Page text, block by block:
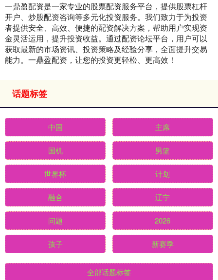
一鼎盈配资是一家专业的股票配资服务平台，提供股票杠杆
开户、炒股配资咨询等多元化投资服务。我们致力于为投资
者提供安全、高效、便捷的配资解决方案，帮助用户实现资
金灵活运用，提升投资收益。通过配资论坛平台，用户可以
获取最新的市场资讯、投资策略及经验分享，全面提升交易
能力。一鼎盈配资，让您的投资更轻松、更高效！
话题标签
中国 主席
国机 男篮
世界杯 计划
融合 辽宁
问题 2026
孩子 新赛季
全部话题标签